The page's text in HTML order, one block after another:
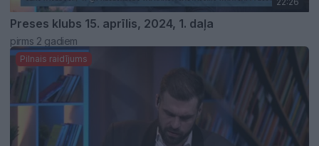
Preses klubs 15. aprīlis, 2024, 1. daļa
pirms 2 gadiem
Pilnais raidījums